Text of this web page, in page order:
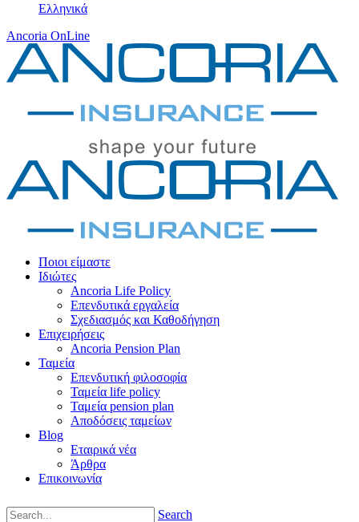
Ελληνικά
Ancoria OnLine
Ποιοι είμαστε
Ιδιώτες
Ancoria Life Policy
Επενδυτικά εργαλεία
Σχεδιασμός και Καθοδήγηση
Επιχειρήσεις
Ancoria Pension Plan
Ταμεία
Επενδυτική φιλοσοφία
Ταμεία life policy
Ταμεία pension plan
Αποδόσεις ταμείων
Blog
Εταιρικά νέα
Άρθρα
Επικοινωνία
Search